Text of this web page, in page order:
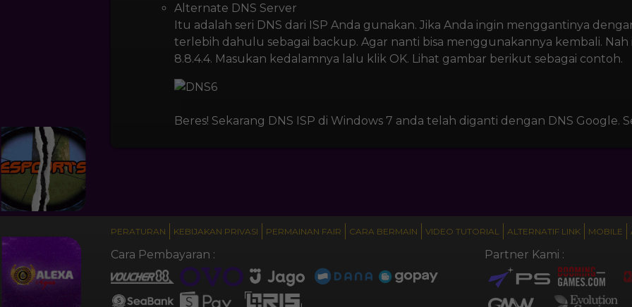
Alternate DNS Server
Itu adalah seri DNS dari ISP Anda gunakan. Jika Anda ingin menggantinya
terlebih dahulu sebagai backup. Agar nanti bisa menggunakannya kembali. Nah
8.8.4.4. Masukan kedalamnya lalu klik OK. Lihat gambar berikut sebagai contoh.
Beres! Sekarang DNS ISP di Windows 7 anda telah diganti dengan DNS Google.
PERATURAN KEBIJAKAN PRIVASI PERMAINAN FAIR CARA BERMAIN VIDEO TUTORIAL ALTERNATIF LINK MOBILE
Cara Pembayaran : Partner Kami :